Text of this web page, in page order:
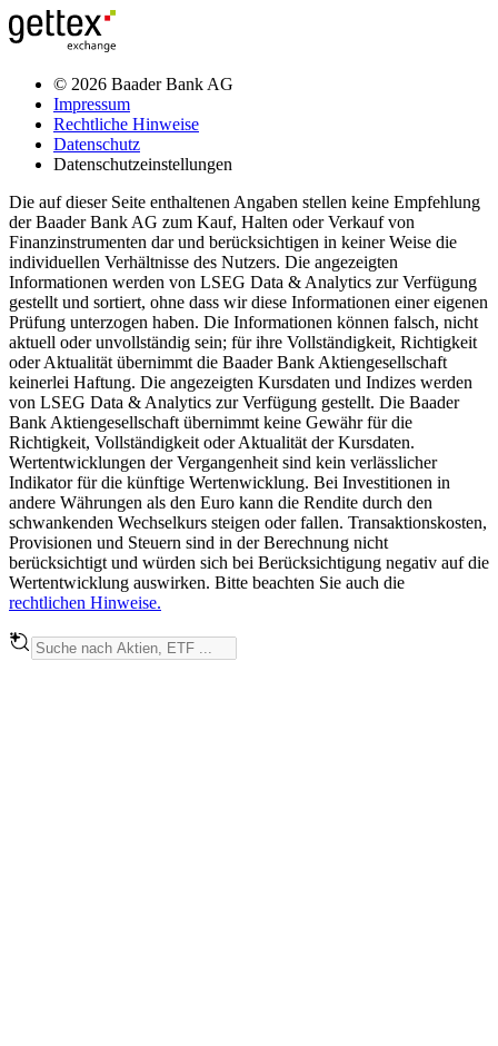
© 2026 Baader Bank AG
Impressum
Rechtliche Hinweise
Datenschutz
Datenschutzeinstellungen
Die auf dieser Seite enthaltenen Angaben stellen keine Empfehlung
der Baader Bank AG zum Kauf, Halten oder Verkauf von
Finanzinstrumenten dar und berücksichtigen in keiner Weise die
individuellen Verhältnisse des Nutzers. Die angezeigten
Informationen werden von LSEG Data & Analytics zur Verfügung
gestellt und sortiert, ohne dass wir diese Informationen einer eigenen
Prüfung unterzogen haben. Die Informationen können falsch, nicht
aktuell oder unvollständig sein; für ihre Vollständigkeit, Richtigkeit
oder Aktualität übernimmt die Baader Bank Aktiengesellschaft
keinerlei Haftung. Die angezeigten Kursdaten und Indizes werden
von LSEG Data & Analytics zur Verfügung gestellt. Die Baader
Bank Aktiengesellschaft übernimmt keine Gewähr für die
Richtigkeit, Vollständigkeit oder Aktualität der Kursdaten.
Wertentwicklungen der Vergangenheit sind kein verlässlicher
Indikator für die künftige Wertenwicklung. Bei Investitionen in
andere Währungen als den Euro kann die Rendite durch den
schwankenden Wechselkurs steigen oder fallen. Transaktionskosten,
Provisionen und Steuern sind in der Berechnung nicht
berücksichtigt und würden sich bei Berücksichtigung negativ auf die
Wertentwicklung auswirken. Bitte beachten Sie auch die
rechtlichen Hinweise.